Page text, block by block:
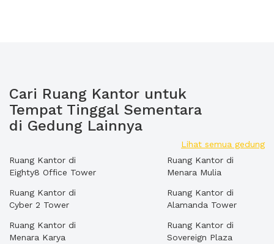
Cari Ruang Kantor untuk
Tempat Tinggal Sementara
di Gedung Lainnya
Lihat semua gedung
Ruang Kantor di
Eighty8 Office Tower
Ruang Kantor di
Cyber 2 Tower
Ruang Kantor di
Menara Karya
Ruang Kantor di
Menara Mulia
Ruang Kantor di
Alamanda Tower
Ruang Kantor di
Sovereign Plaza